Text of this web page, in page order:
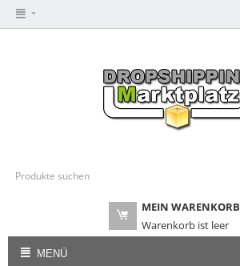
MEIN WARENKORB
Warenkorb ist leer
MENÜ